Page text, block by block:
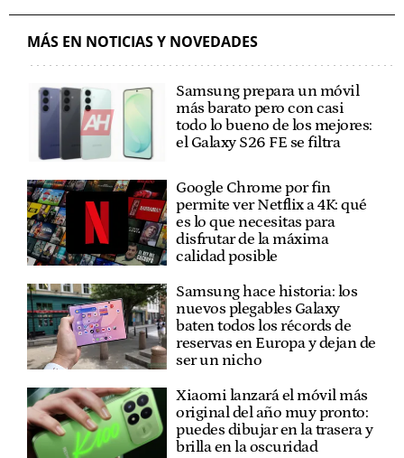
MÁS EN NOTICIAS Y NOVEDADES
Samsung prepara un móvil
más barato pero con casi
todo lo bueno de los mejores:
el Galaxy S26 FE se filtra
Google Chrome por fin
permite ver Netflix a 4K: qué
es lo que necesitas para
disfrutar de la máxima
calidad posible
Samsung hace historia: los
nuevos plegables Galaxy
baten todos los récords de
reservas en Europa y dejan de
ser un nicho
Xiaomi lanzará el móvil más
original del año muy pronto:
puedes dibujar en la trasera y
brilla en la oscuridad